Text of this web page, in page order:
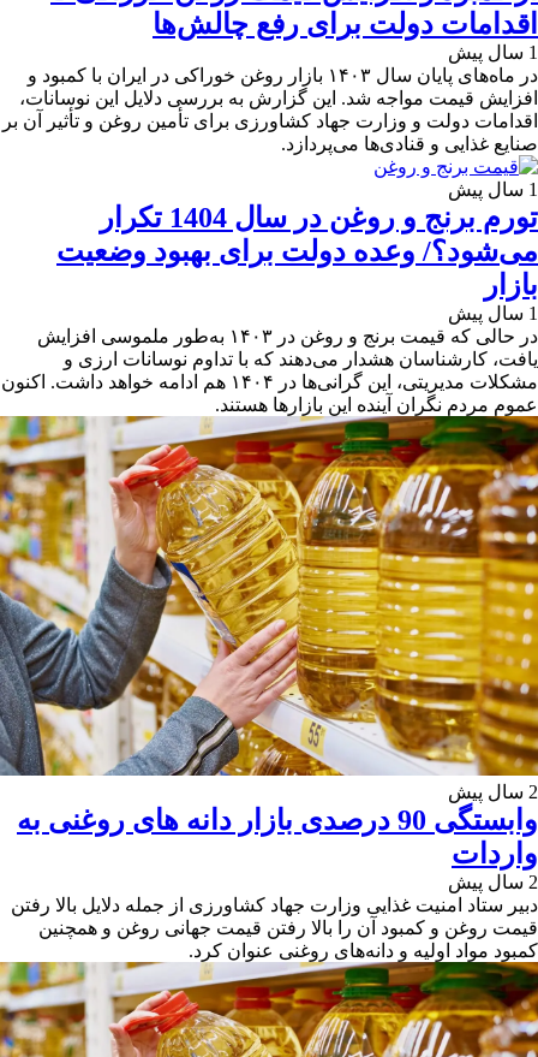
اقدامات دولت برای رفع چالش‌ها
1 سال پیش
در ماه‌های پایان سال ۱۴۰۳ بازار روغن خوراکی در ایران با کمبود و
افزایش قیمت مواجه شد. این گزارش به بررسی دلایل این نوسانات،
اقدامات دولت و وزارت جهاد کشاورزی برای تأمین روغن و تأثیر آن بر
صنایع غذایی و قنادی‌ها می‌پردازد.
1 سال پیش
تورم برنج و روغن در سال 1404 تکرار
می‌شود؟/ وعده دولت برای بهبود وضعیت
بازار
1 سال پیش
در حالی که قیمت برنج و روغن در ۱۴۰۳ به‌طور ملموسی افزایش
یافت، کارشناسان هشدار می‌دهند که با تداوم نوسانات ارزی و
مشکلات مدیریتی، این گرانی‌ها در ۱۴۰۴ هم ادامه خواهد داشت. اکنون
عموم مردم نگران‌ آینده این بازارها هستند.
2 سال پیش
وابستگی 90 درصدی بازار دانه های روغنی به
واردات
2 سال پیش
دبیر ستاد امنیت غذایی وزارت جهاد کشاورزی از جمله دلایل بالا رفتن
قیمت روغن و کمبود آن را بالا رفتن قیمت جهانی روغن و همچنین
کمبود مواد اولیه و دانه‌های روغنی عنوان کرد.